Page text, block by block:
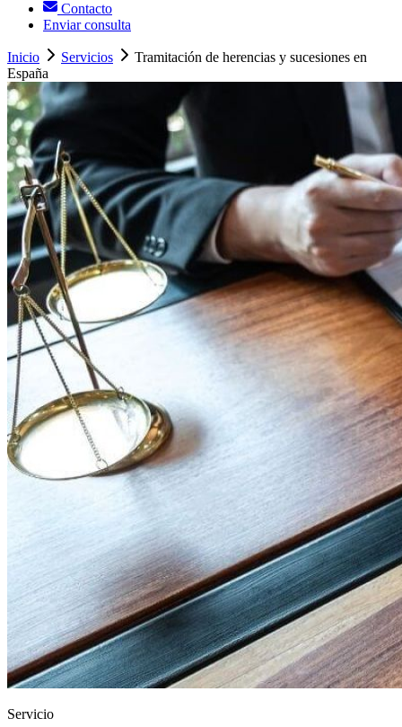
Contacto
Enviar consulta
Inicio Servicios
Tramitación de herencias y sucesiones en
España
Servicio